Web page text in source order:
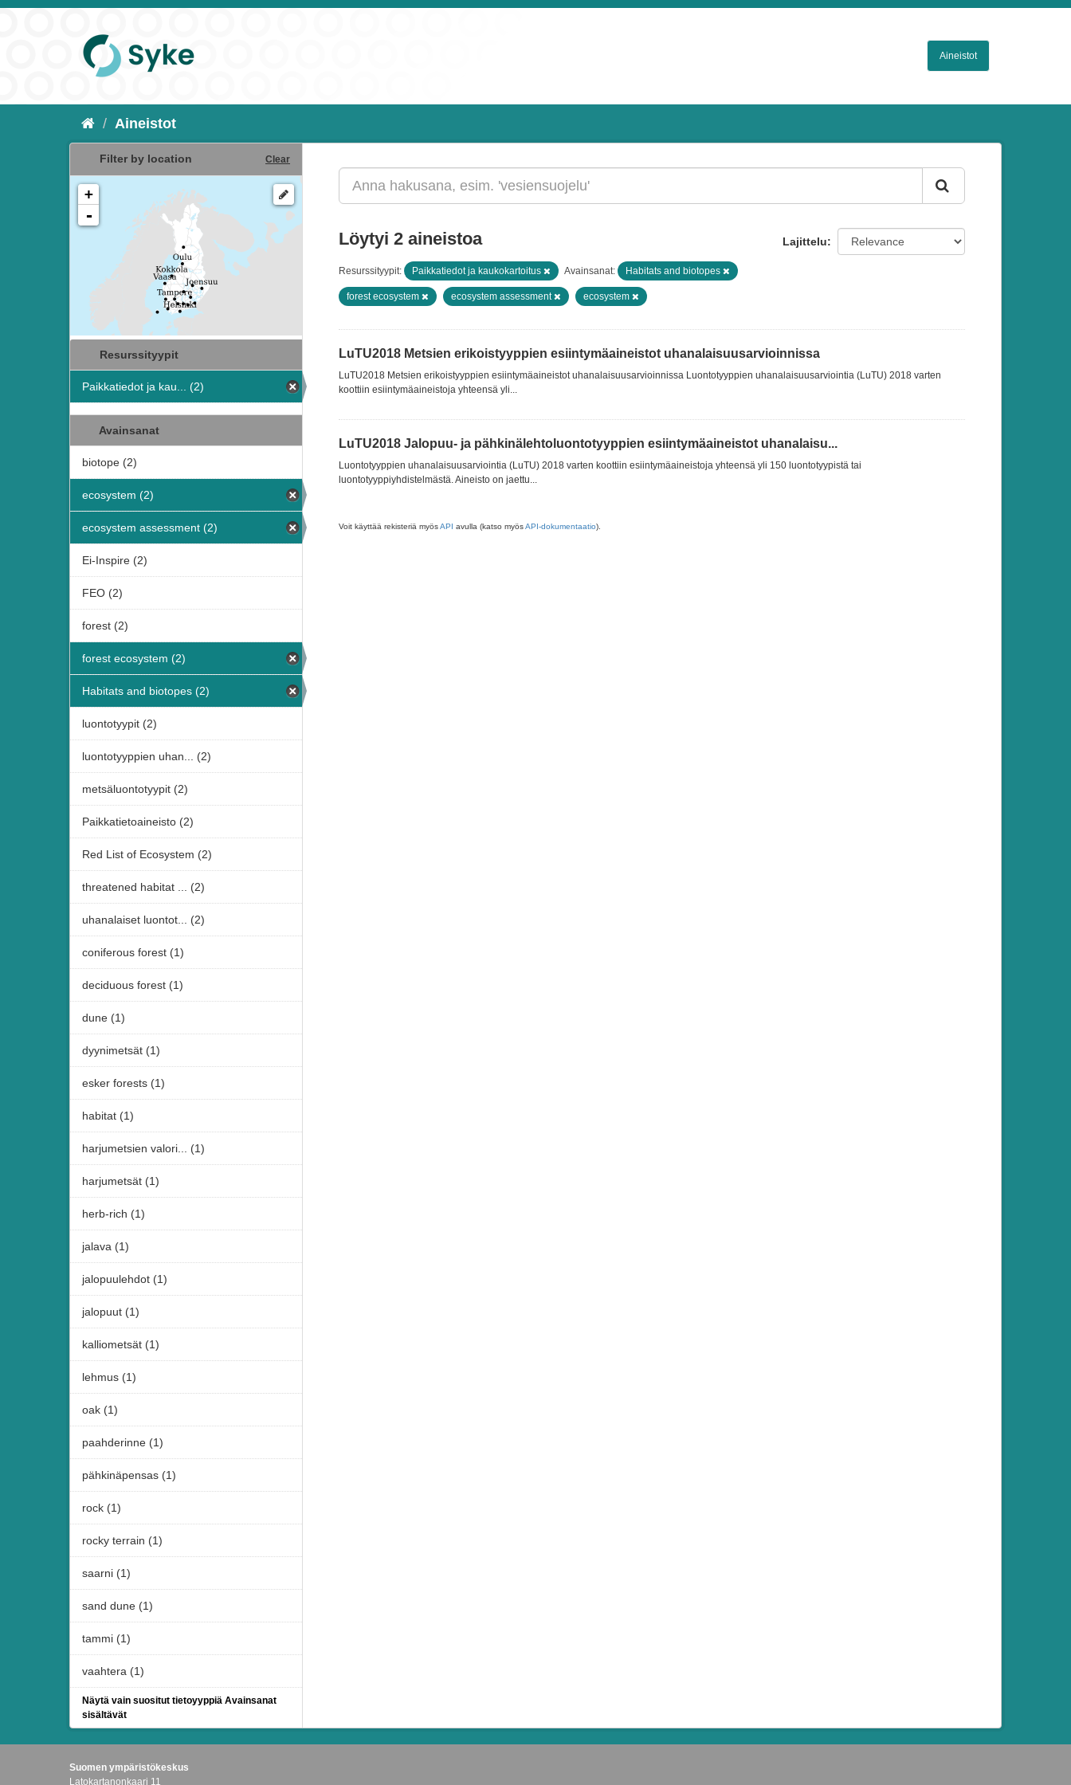
Aineistot
Aineistot
Filter by location Clear
+
-
Resurssityypit
Paikkatiedot ja kau... (2)
Avainsanat
biotope (2)
ecosystem (2)
ecosystem assessment (2)
Ei-Inspire (2)
FEO (2)
forest (2)
forest ecosystem (2)
Habitats and biotopes (2)
luontotyypit (2)
luontotyyppien uhan... (2)
metsäluontotyypit (2)
Paikkatietoaineisto (2)
Red List of Ecosystem (2)
threatened habitat ... (2)
uhanalaiset luontot... (2)
coniferous forest (1)
deciduous forest (1)
dune (1)
dyynimetsät (1)
esker forests (1)
habitat (1)
harjumetsien valori... (1)
harjumetsät (1)
herb-rich (1)
jalava (1)
jalopuulehdot (1)
jalopuut (1)
kalliometsät (1)
lehmus (1)
oak (1)
paahderinne (1)
pähkinäpensas (1)
rock (1)
rocky terrain (1)
saarni (1)
sand dune (1)
tammi (1)
vaahtera (1)
Näytä vain suositut tietoyyppiä Avainsanat
sisältävät
Lajittelu
Löytyi 2 aineistoa
Resurssityypit: Paikkatiedot ja kaukokartoitus Avainsanat: Habitats and biotopes
forest ecosystem ecosystem assessment ecosystem
LuTU2018 Metsien erikoistyyppien esiintymäaineistot uhanalaisuusarvioinnissa
LuTU2018 Metsien erikoistyyppien esiintymäaineistot uhanalaisuusarvioinnissa Luontotyyppien uhanalaisuusarviointia (LuTU) 2018 varten
koottiin esiintymäaineistoja yhteensä yli...
LuTU2018 Jalopuu- ja pähkinälehtoluontotyyppien esiintymäaineistot uhanalaisu...
Luontotyyppien uhanalaisuusarviointia (LuTU) 2018 varten koottiin esiintymäaineistoja yhteensä yli 150 luontotyypistä tai
luontotyyppiyhdistelmästä. Aineisto on jaettu...
Voit käyttää rekisteriä myösAPI avulla (katso myösAPI-dokumentaatio).
Suomen ympäristökeskus
Latokartanonkaari 11